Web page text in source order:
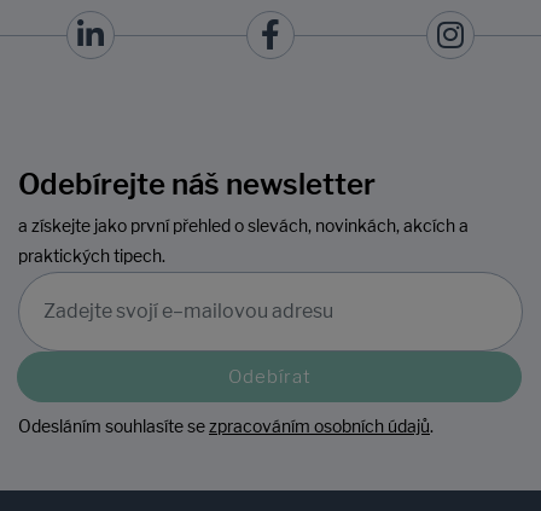
Odebírejte náš newsletter
a získejte jako první přehled o slevách, novinkách, akcích a
praktických tipech.
Odebírat
Odesláním souhlasíte sezpracováním osobních údajů.